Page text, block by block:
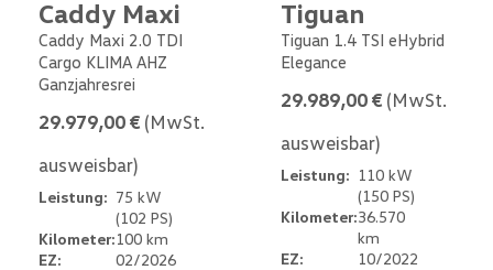
Caddy Maxi
Caddy Maxi 2.0 TDI
Cargo KLIMA AHZ
Ganzjahresrei
29.979,00 € (MwSt.
ausweisbar)
Leistung: 75 kW
(102 PS)
Kilometer:100 km
EZ:
02/2026
Tiguan
Tiguan 1.4 TSI eHybrid
Elegance
29.989,00 € (MwSt.
ausweisbar)
Leistung: 110 kW
(150 PS)
Kilometer:36.570
km
EZ:
10/2022